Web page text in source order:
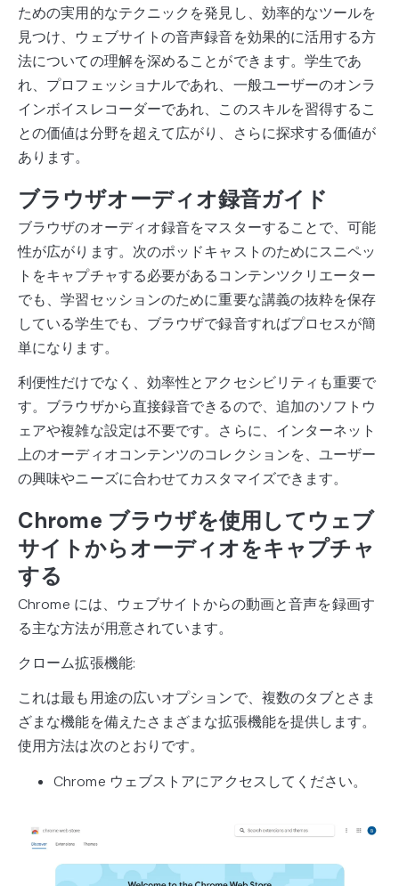
ための実用的なテクニックを発見し、効率的なツールを
見つけ、ウェブサイトの音声録音を効果的に活用する方
法についての理解を深めることができます。学生であ
れ、プロフェッショナルであれ、一般ユーザーのオンラ
インボイスレコーダーであれ、このスキルを習得するこ
との価値は分野を超えて広がり、さらに探求する価値が
あります。
ブラウザオーディオ録音ガイド
ブラウザのオーディオ録音をマスターすることで、可能
性が広がります。次のポッドキャストのためにスニペッ
トをキャプチャする必要があるコンテンツクリエーター
でも、学習セッションのために重要な講義の抜粋を保存
している学生でも、ブラウザで録音すればプロセスが簡
単になります。
利便性だけでなく、効率性とアクセシビリティも重要で
す。ブラウザから直接録音できるので、追加のソフトウ
ェアや複雑な設定は不要です。さらに、インターネット
上のオーディオコンテンツのコレクションを、ユーザー
の興味やニーズに合わせてカスタマイズできます。
Chrome ブラウザを使用してウェブ
サイトからオーディオをキャプチャ
する
Chrome には、ウェブサイトからの動画と音声を録画す
る主な方法が用意されています。
クローム拡張機能:
これは最も用途の広いオプションで、複数のタブとさま
ざまな機能を備えたさまざまな拡張機能を提供します。
使用方法は次のとおりです。
Chrome ウェブストアにアクセスしてください。